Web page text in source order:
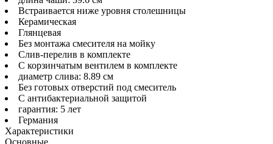
Встраивается ниже уровня столешницы
Керамическая
Глянцевая
Без монтажа смесителя на мойку
Слив-перелив в комплекте
С корзинчатым вентилем в комплекте
диаметр слива: 8.89 см
Без готовых отверстий под смеситель
С антибактериальной защитой
гарантия: 5 лет
Германия
Характеристики
Основные